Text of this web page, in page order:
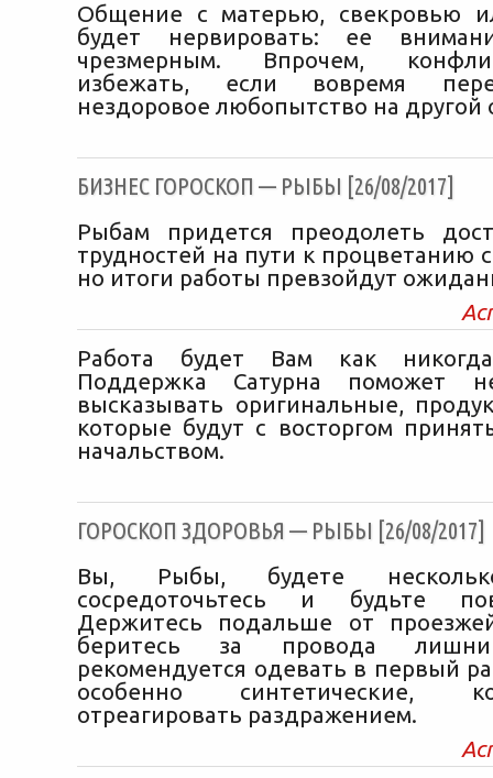
Общение с матерью, свекровью
будет нервировать: ее
чрезмерным. Впрочем,
избежать, если вовремя
нездоровое любопытство на другой
БИЗНЕС ГОРОСКОП — РЫБЫ [26/08/2017]
Рыбам придется преодолеть
трудностей на пути к процветанию
но итоги работы превзойдут
Работа будет Вам как
Поддержка Сатурна поможет
высказывать оригинальные,
которые будут с восторгом
начальством.
ГОРОСКОП ЗДОРОВЬЯ — РЫБЫ [26/08/2017]
Вы, Рыбы, будете
сосредоточьтесь и будьте
Держитесь подальше от
беритесь за провода
рекомендуется одевать в первый
особенно синтетические,
отреагировать раздражением.